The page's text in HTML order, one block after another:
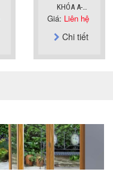
KHÓA A-
SUS304
Giá: Liên hệ
Chi tiết